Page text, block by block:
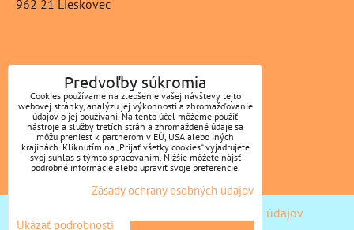
962 21 Lieskovec
ZAVOLÁME VÁM SPÄŤ
Váš telefón:*
Zásady ochrany osobných údajov
Predvoľby súkromia
Cookies používame na zlepšenie vašej návštevy tejto
webovej stránky, analýzu jej výkonnosti a zhromažďovanie
údajov o jej používaní. Na tento účel môžeme použiť
nástroje a služby tretích strán a zhromaždené údaje sa
môžu preniesť k partnerom v EÚ, USA alebo iných
krajinách. Kliknutím na „Prijať všetky cookies“ vyjadrujete
svoj súhlas s týmto spracovaním. Nižšie môžete nájsť
podrobné informácie alebo upraviť svoje preferencie.
Zásady ochrany osobných údajov
Ukázať podrobnosti